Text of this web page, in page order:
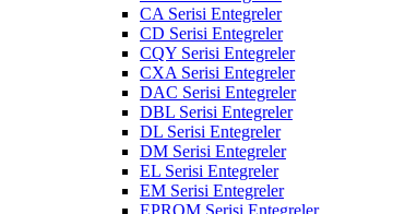
CA Serisi Entegreler
CD Serisi Entegreler
CQY Serisi Entegreler
CXA Serisi Entegreler
DAC Serisi Entegreler
DBL Serisi Entegreler
DL Serisi Entegreler
DM Serisi Entegreler
EL Serisi Entegreler
EM Serisi Entegreler
EPROM Serisi Entegreler